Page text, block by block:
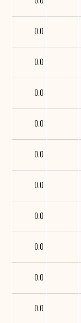
0.0
0.0
0.0
0.0
0.0
0.0
0.0
0.0
0.0
0.0